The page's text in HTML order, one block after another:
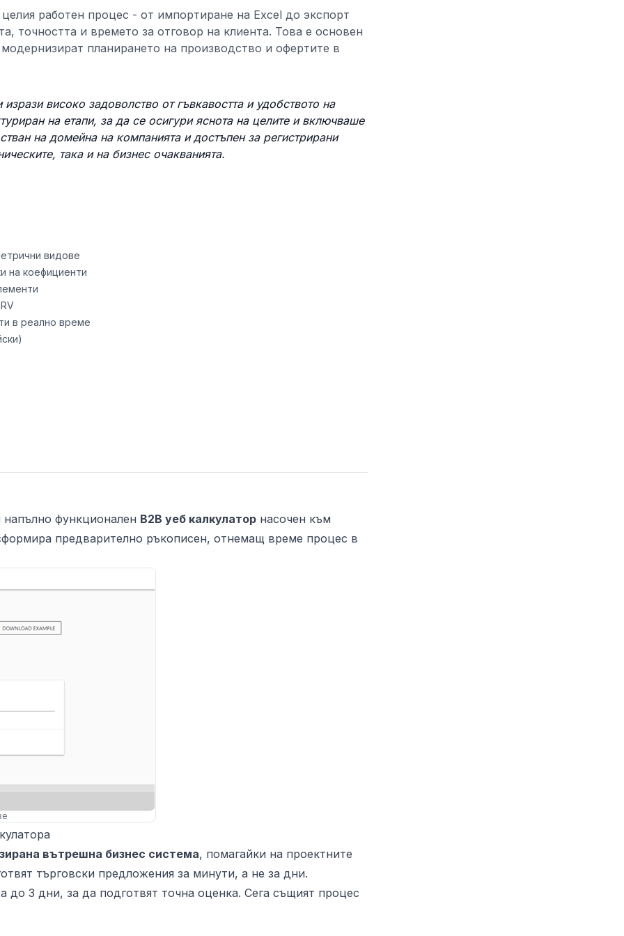
работен процес - от импортиране на Excel до экспорт
точността и времето за отговор на клиента. Това е основен
планирането на производство и офертите в
високо задоволство от гъвкавостта и удобството на
на етапи, за да се осигури яснота на целите и включваше
на домейна на компанията и достъпен за регистрирани
така и на бизнес очакванията.
видове
на коефициенти
в реално време
функционален B2B уеб калкулатор насочен към
предварително ръкописен, отнемащ време процес в
вътрешна бизнес система, помагайки на проектните
търговски предложения за минути, а не за дни.
3 дни, за да подготвят точна оценка. Сега същият процес